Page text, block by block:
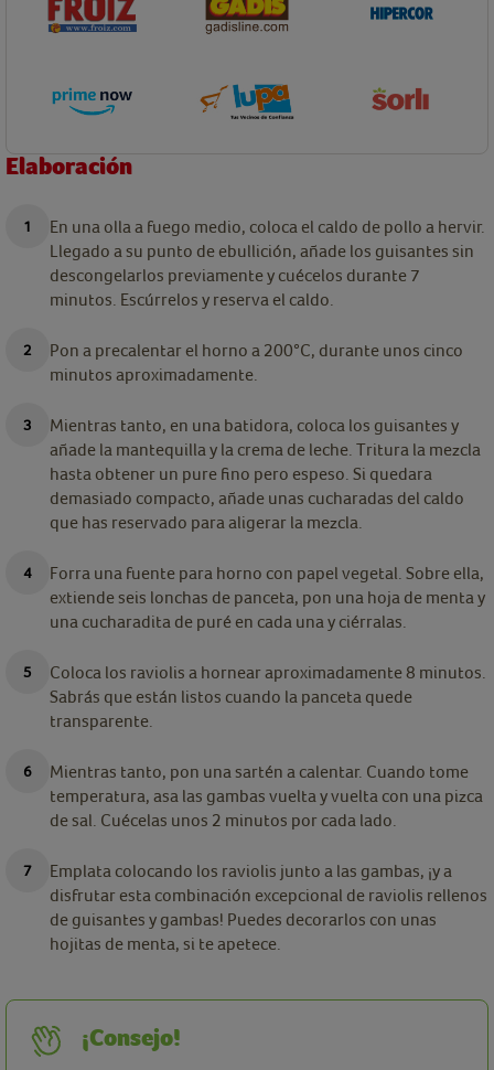
Elaboración
En una olla a fuego medio, coloca el caldo de pollo a hervir.
Llegado a su punto de ebullición, añade los guisantes sin
descongelarlos previamente y cuécelos durante 7
minutos. Escúrrelos y reserva el caldo.
Pon a precalentar el horno a 200°C, durante unos cinco
minutos aproximadamente.
Mientras tanto, en una batidora, coloca los guisantes y
añade la mantequilla y la crema de leche. Tritura la mezcla
hasta obtener un pure fino pero espeso. Si quedara
demasiado compacto, añade unas cucharadas del caldo
que has reservado para aligerar la mezcla.
Forra una fuente para horno con papel vegetal. Sobre ella,
extiende seis lonchas de panceta, pon una hoja de menta y
una cucharadita de puré en cada una y ciérralas.
Coloca los raviolis a hornear aproximadamente 8 minutos.
Sabrás que están listos cuando la panceta quede
transparente.
Mientras tanto, pon una sartén a calentar. Cuando tome
temperatura, asa las gambas vuelta y vuelta con una pizca
de sal. Cuécelas unos 2 minutos por cada lado.
Emplata colocando los raviolis junto a las gambas, ¡y a
disfrutar esta combinación excepcional de raviolis rellenos
de guisantes y gambas! Puedes decorarlos con unas
hojitas de menta, si te apetece.
¡Consejo!